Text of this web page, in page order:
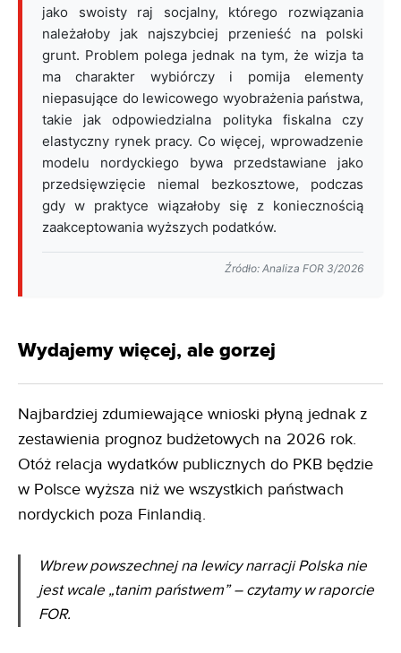
jako swoisty raj socjalny, którego rozwiązania
należałoby jak najszybciej przenieść na polski
grunt. Problem polega jednak na tym, że wizja ta
ma charakter wybiórczy i pomija elementy
niepasujące do lewicowego wyobrażenia państwa,
takie jak odpowiedzialna polityka fiskalna czy
elastyczny rynek pracy. Co więcej, wprowadzenie
modelu nordyckiego bywa przedstawiane jako
przedsięwzięcie niemal bezkosztowe, podczas
gdy w praktyce wiązałoby się z koniecznością
zaakceptowania wyższych podatków.
Źródło: Analiza FOR 3/2026
Wydajemy więcej, ale gorzej
Najbardziej zdumiewające wnioski płyną jednak z
zestawienia prognoz budżetowych na 2026 rok.
Otóż relacja wydatków publicznych do PKB będzie
w Polsce wyższa niż we wszystkich państwach
nordyckich poza Finlandią.
Wbrew powszechnej na lewicy narracji Polska nie
jest wcale „tanim państwem” –czytamy w raporcie
FOR.